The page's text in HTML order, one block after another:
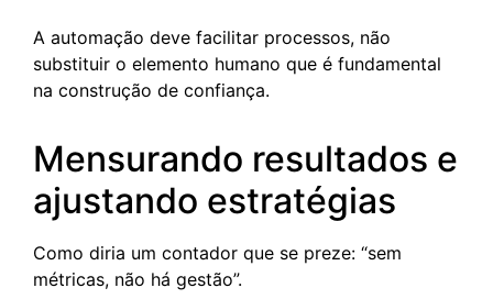
A automação deve facilitar processos, não
substituir o elemento humano que é fundamental
na construção de confiança.
Mensurando resultados e
ajustando estratégias
Como diria um contador que se preze: “sem
métricas, não há gestão”.